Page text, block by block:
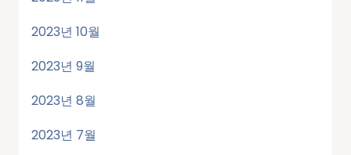
2023년 10월
2023년 9월
2023년 8월
2023년 7월